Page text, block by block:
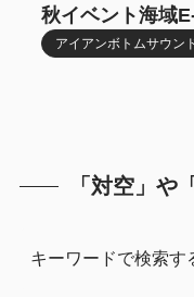
秋イベント海域
アイアンボトムサウン
「対空」や